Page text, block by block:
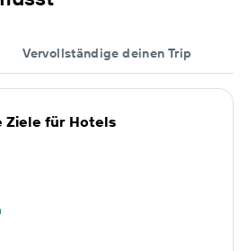
Vervollständige deinen Trip
Ziele für Hotels